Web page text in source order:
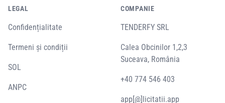
LEGAL
Confidențialitate
Termeni și condiții
SOL
ANPC
COMPANIE
TENDERFY SRL
Calea Obcinilor 1,2,3
Suceava, România
+40 774 546 403
app[@]licitatii.app